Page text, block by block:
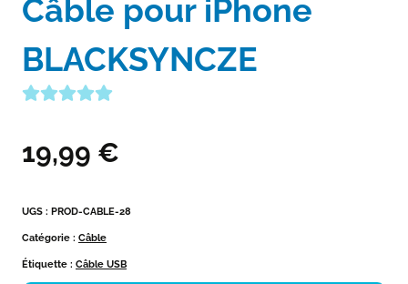
Câble pour iPhone
BLACKSYNCZE
19,99 €
UGS : PROD-CABLE-28
Catégorie : Câble
Étiquette : Câble USB